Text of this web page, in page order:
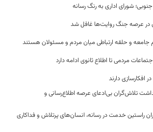
شورای اداری به رنگ رسانه
در عرصه جنگ روایت‌ها غافل شد
جامعه و حلقه ارتباطی میان مردم و مسئولان هستند
مردمی تا اطلاع ثانوی ادامه دارد
افکارسازی دارند
تلاش‌گران بی‌ادعای عرصه اطلاع‌رسانی و
راستین خدمت در رسانه، انسان‌های پرتلاش و فداکاری